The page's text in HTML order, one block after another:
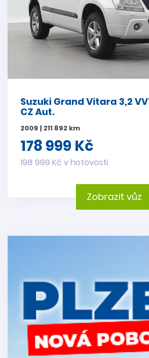
Suzuki Grand Vitara 3,2
CZ Aut.
2009 | 211 892 km
178 999 Kč
198 999 Kč v hotovosti
Zobrazit vůz